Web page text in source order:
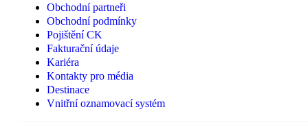
Obchodní partneři
Obchodní podmínky
Pojištění CK
Fakturační údaje
Kariéra
Kontakty pro média
Destinace
Vnitřní oznamovací systém